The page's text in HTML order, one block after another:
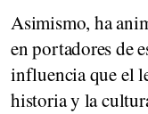
Asimismo, ha
en portadores de
influencia que el
historia y la